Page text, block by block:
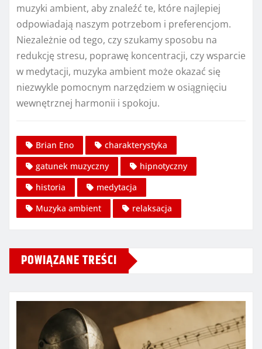
muzyki ambient, aby znaleźć te, które najlepiej
odpowiadają naszym potrzebom i preferencjom.
Niezależnie od tego, czy szukamy sposobu na
redukcję stresu, poprawę koncentracji, czy wsparcie
w medytacji, muzyka ambient może okazać się
niezwykle pomocnym narzędziem w osiągnięciu
wewnętrznej harmonii i spokoju.
Brian Eno
charakterystyka
gatunek muzyczny
hipnotyczny
historia
medytacja
Muzyka ambient
relaksacja
POWIĄZANE TREŚCI